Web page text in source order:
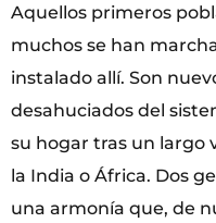
Aquellos primeros
muchos se han
instalado allí. Son
desahuciados del
su hogar tras un largo
la India o África. Dos
una armonía que, de